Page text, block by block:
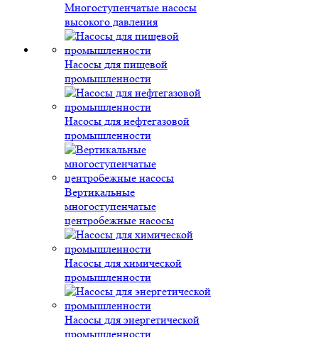
Многоступенчатые насосы
высокого давления
Насосы для пищевой
промышленности
Насосы для нефтегазовой
промышленности
Вертикальные
многоступенчатые
центробежные насосы
Насосы для химической
промышленности
Насосы для энергетической
промышленности